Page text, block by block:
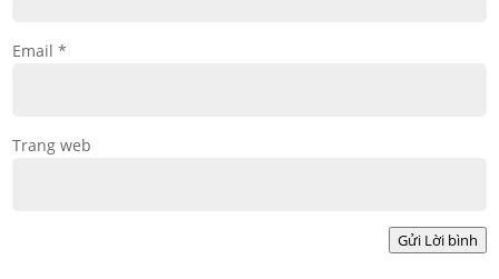
Email*
Trang web
Gửi Lời bình